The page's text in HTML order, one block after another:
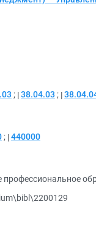
; 38.04.03 ;
; 440000
профессиональное